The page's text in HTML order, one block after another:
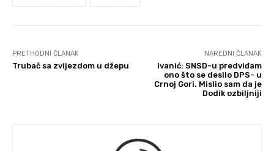
PRETHODNI ČLANAK
Trubač sa zvijezdom u džepu
NAREDNI ČLANAK
Ivanić: SNSD-u predviđam
ono što se desilo DPS- u
Crnoj Gori. Mislio sam da je
Dodik ozbiljniji